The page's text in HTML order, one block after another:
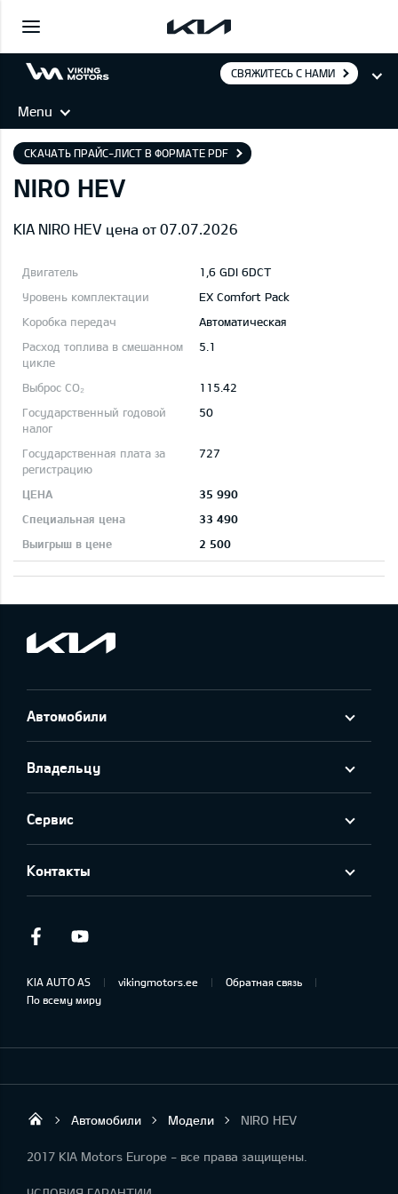
СВЯЖИТЕСЬ С НАМИ
Menu
СКАЧАТЬ ПРАЙС-ЛИСТ В ФОРМАТЕ PDF
NIRO HEV
KIA NIRO HEV цена от 07.07.2026
1,6 GDI 6DCT
EX Comfort Pack
Автоматическая
5.1
115.42
50
727
35 990
33 490
2 500
Автомобили
Владельцу
Сервис
Контакты
Facebook
KIA AUTO AS vikingmotors.ee
Обратная связь
По всему миру
Viking Motors - Kia продажа,
Автомобили Модели NIRO HEV
2017 KIA Motors Europe - все права защищены.